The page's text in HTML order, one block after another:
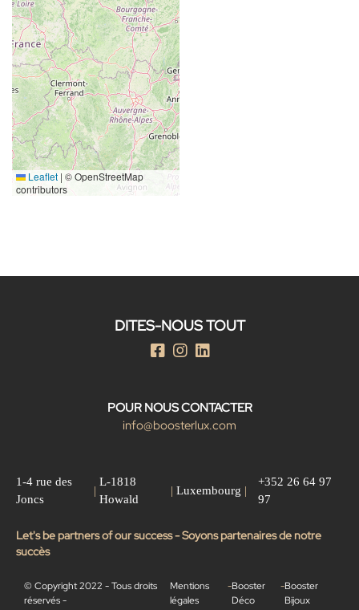
Leaflet | © OpenStreetMap
contributors
DITES-NOUS TOUT
POUR NOUS CONTACTER
info@boosterlux.com
1-4 rue des
Joncs
|
L-1818
Howald
|Luxembourg |
+352 26 64 97
97
Let's be partners of our success - Soyons partenaires de notre
succès
© Copyright 2022 - Tous droits
réservés -
Mentions
légales
-Booster
Déco
-Booster
Bijoux